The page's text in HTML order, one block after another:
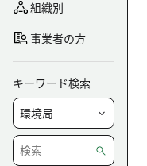
組織別
事業者の方
キーワード検索